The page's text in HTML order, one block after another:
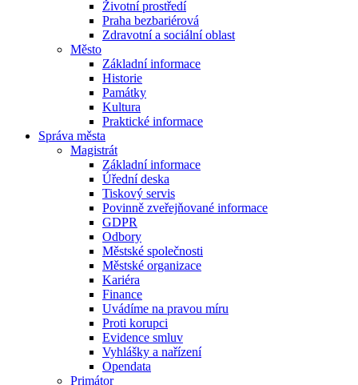
Životní prostředí
Praha bezbariérová
Zdravotní a sociální oblast
Město
Základní informace
Historie
Památky
Kultura
Praktické informace
Správa města
Magistrát
Základní informace
Úřední deska
Tiskový servis
Povinně zveřejňované informace
GDPR
Odbory
Městské společnosti
Městské organizace
Kariéra
Finance
Uvádíme na pravou míru
Proti korupci
Evidence smluv
Vyhlášky a nařízení
Opendata
Primátor